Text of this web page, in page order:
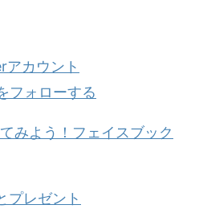
カウント
フォローする
みよう！フェイスブック
プレゼント